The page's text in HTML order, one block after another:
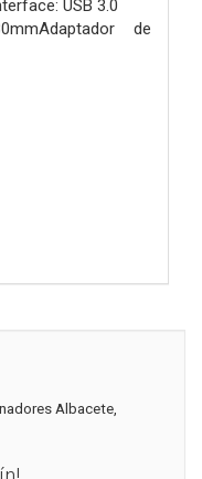
USB 3.0
de
Albacete,